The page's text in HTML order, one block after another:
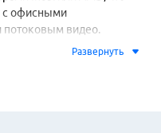
с офисными
видео.
ГБ и накопители SSD
Развернуть